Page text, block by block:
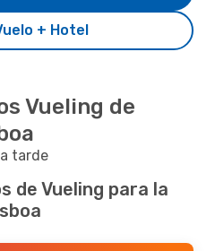
+ Hotel
Vueling de
tarde
de Vueling para la